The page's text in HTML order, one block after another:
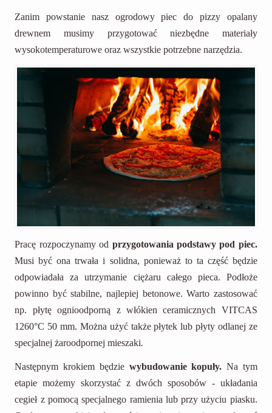
Zanim powstanie nasz ogrodowy piec do pizzy opalany
drewnem musimy przygotować niezbędne materiały
wysokotemperaturowe oraz wszystkie potrzebne narzędzia.
Pracę rozpoczynamy od przygotowania podstawy pod piec.
Musi być ona trwała i solidna, ponieważ to ta część będzie
odpowiadała za utrzymanie ciężaru całego pieca. Podłoże
powinno być stabilne, najlepiej betonowe. Warto zastosować
np. płytę ognioodporną z włókien ceramicznych VITCAS
1260°C 50 mm. Można użyć także płytek lub płyty odlanej ze
specjalnej żaroodpornej mieszaki.
Następnym krokiem będzie wybudowanie kopuły. Na tym
etapie możemy skorzystać z dwóch sposobów - układania
cegieł z pomocą specjalnego ramienia lub przy użyciu piasku.